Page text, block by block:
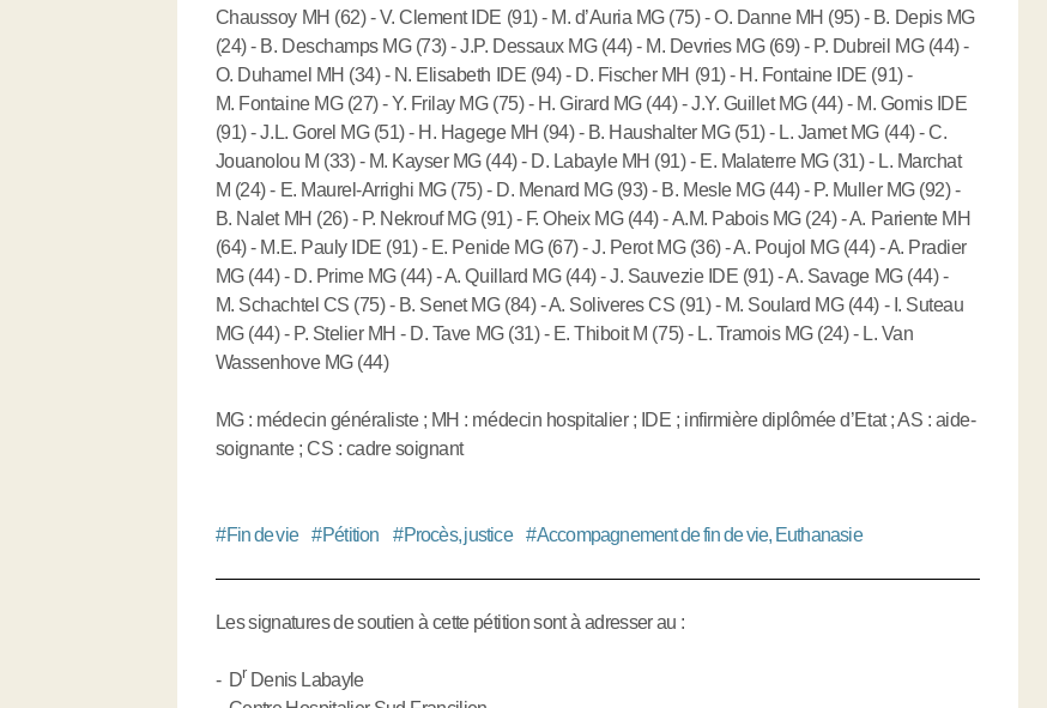
Chaussoy MH (62) - V. Clement IDE (91) - M. d’Auria MG (75) - O. Danne MH (95) - B. Depis MG
(24) - B. Deschamps MG (73) - J.P. Dessaux MG (44) - M. Devries MG (69) - P. Dubreil MG (44) -
O. Duhamel MH (34) - N. Elisabeth IDE (94) - D. Fischer MH (91) - H. Fontaine IDE (91) -
M. Fontaine MG (27) - Y. Frilay MG (75) - H. Girard MG (44) - J.Y. Guillet MG (44) - M. Gomis IDE
(91) - J.L. Gorel MG (51) - H. Hagege MH (94) - B. Haushalter MG (51) - L. Jamet MG (44) - C.
Jouanolou M (33) - M. Kayser MG (44) - D. Labayle MH (91) - E. Malaterre MG (31) - L. Marchat
M (24) - E. Maurel-Arrighi MG (75) - D. Menard MG (93) - B. Mesle MG (44) - P. Muller MG (92) -
B. Nalet MH (26) - P. Nekrouf MG (91) - F. Oheix MG (44) - A.M. Pabois MG (24) - A. Pariente MH
(64) - M.E. Pauly IDE (91) - E. Penide MG (67) - J. Perot MG (36) - A. Poujol MG (44) - A. Pradier
MG (44) - D. Prime MG (44) - A. Quillard MG (44) - J. Sauvezie IDE (91) - A. Savage MG (44) -
M. Schachtel CS (75) - B. Senet MG (84) - A. Soliveres CS (91) - M. Soulard MG (44) - I. Suteau
MG (44) - P. Stelier MH - D. Tave MG (31) - E. Thiboit M (75) - L. Tramois MG (24) - L. Van
Wassenhove MG (44)
MG : médecin généraliste ; MH : médecin hospitalier ; IDE ; infirmière diplômée d’Etat ; AS : aide-
soignante ; CS : cadre soignant
#Fin de vie #Pétition #Procès, justice #Accompagnement de fin de vie, Euthanasie
Les signatures de soutien à cette pétition sont à adresser au :
- Dr Denis Labayle